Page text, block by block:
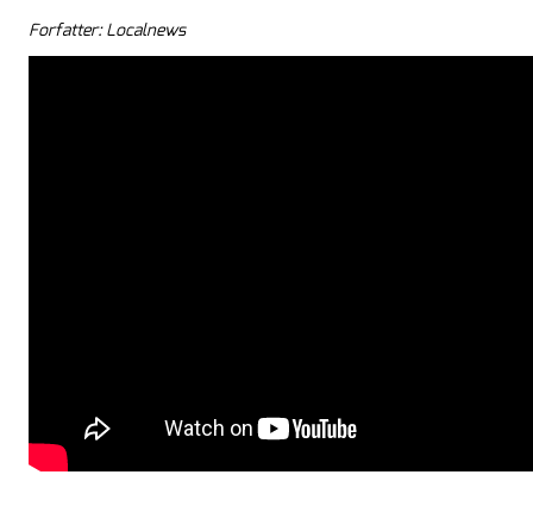
Forfatter: Localnews